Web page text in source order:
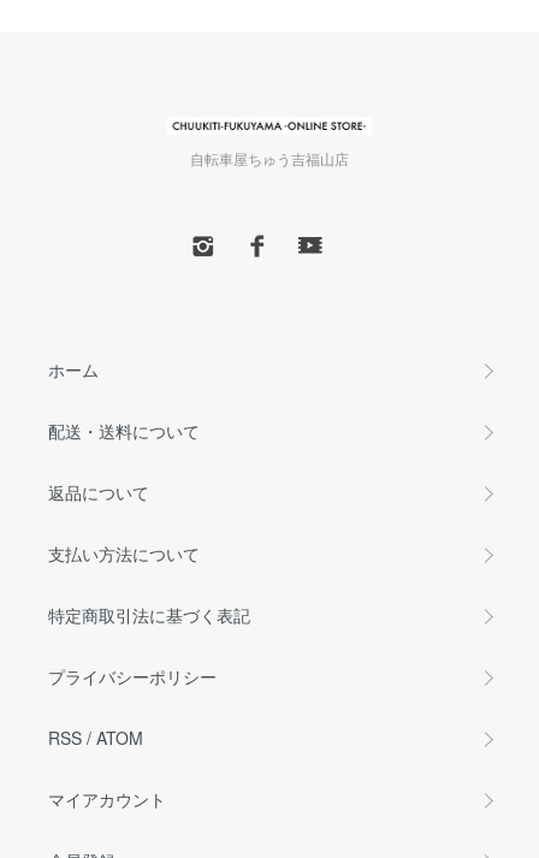
自転車屋ちゅう吉福山店
ホーム
配送・送料について
返品について
支払い方法について
特定商取引法に基づく表記
プライバシーポリシー
RSS / ATOM
マイアカウント